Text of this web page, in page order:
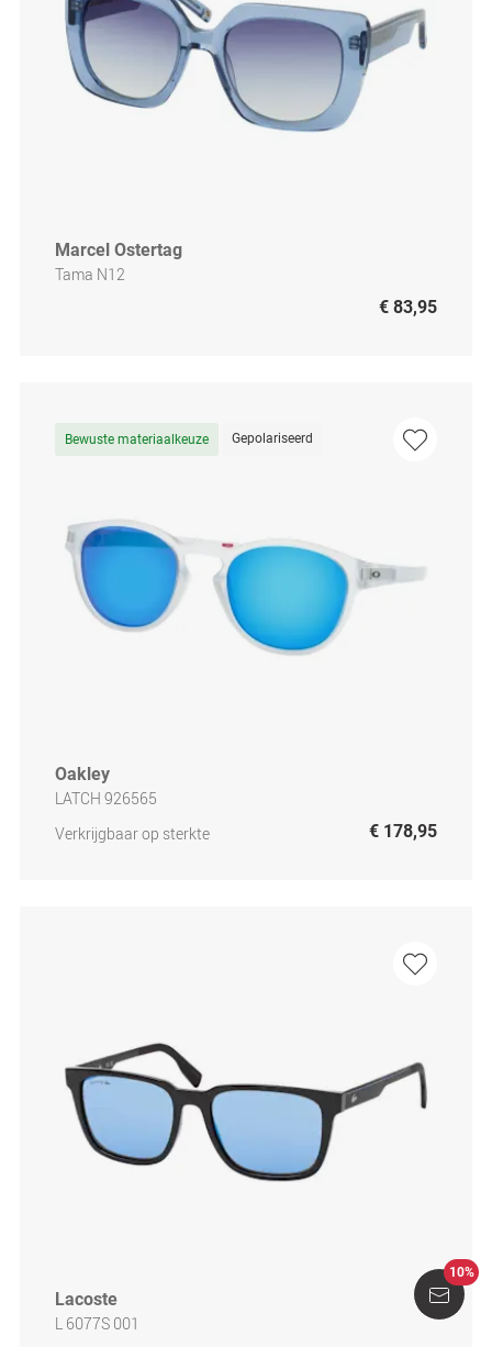
Marcel Ostertag
Tama N12
€ 83,95
Bewuste materiaalkeuze Gepolariseerd
Oakley
LATCH 926565
Verkrijgbaar op sterkte
€ 178,95
Lacoste
L 6077S 001
10%